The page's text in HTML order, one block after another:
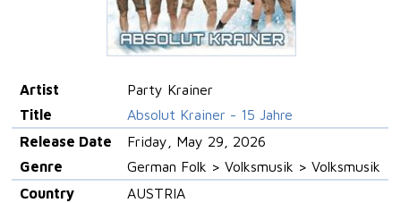
Artist
Party Krainer
Title
Absolut Krainer - 15 Jahre
Release Date
Friday, May 29, 2026
Genre
German Folk > Volksmusik > Volksmusik
Country
AUSTRIA